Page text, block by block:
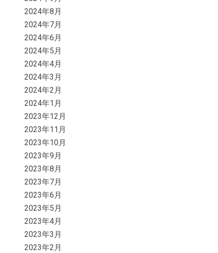
2024年8月
2024年7月
2024年6月
2024年5月
2024年4月
2024年3月
2024年2月
2024年1月
2023年12月
2023年11月
2023年10月
2023年9月
2023年8月
2023年7月
2023年6月
2023年5月
2023年4月
2023年3月
2023年2月